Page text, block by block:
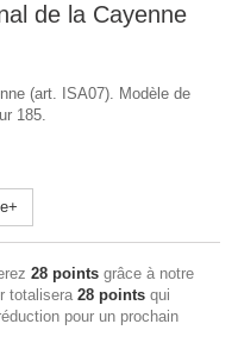
de la Cayenne
(art. ISA07). Modèle de
185.
28 points grâce à notre
totalisera 28 points qui
pour un prochain